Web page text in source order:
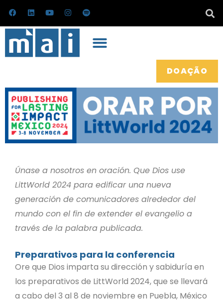
para
conteúdo
F
a
e
b
o
k
L
i
k
e
n
Y
o
t
u
b
e
I
n
t
a
r
a
S
p
DOAÇÃO
Únase a nosotros en oración. Que Dios use
LittWorld 2024 para edificar una nueva
generación de comunicadores alrededor del
mundo con el fin de extender el evangelio a
través de la palabra publicada.
Preparativos para la conferencia
Ore que Dios imparta su dirección y sabiduría en
los preparativos de LittWorld 2024, que se llevará
a cabo del 3 al 8 de noviembre en Puebla, México